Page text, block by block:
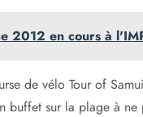
2012 en cours à
de vélo Tour of
buffet sur la plage à